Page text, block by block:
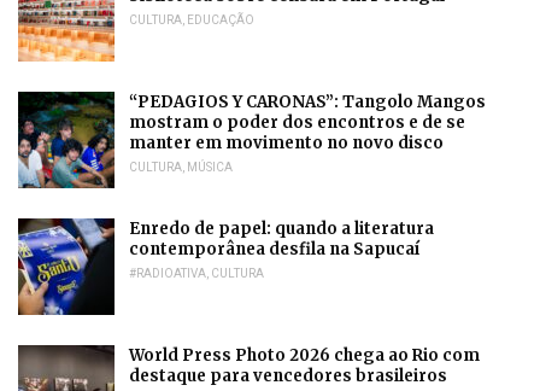
CULTURA EDUCAÇÃO
“PEDAGIOS Y CARONAS”: Tangolo Mangos
mostram o poder dos encontros e de se
manter em movimento no novo disco
CULTURA MÚSICA
Enredo de papel: quando a literatura
contemporânea desfila na Sapucaí
#RADIOATIVA CULTURA
World Press Photo 2026 chega ao Rio com
destaque para vencedores brasileiros